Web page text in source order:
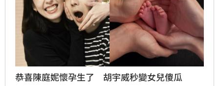
恭喜陳庭妮懷孕生了 胡宇威秒變女兒傻瓜